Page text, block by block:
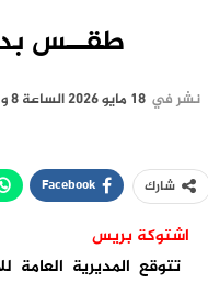
طقــس
نشر في 18 مايو 2026 الساعة 8 و 03 دقيقة
شارك Facebook
اشتوكة بريس
تتوقع المديرية العامة